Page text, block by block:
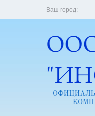
Ваш город: